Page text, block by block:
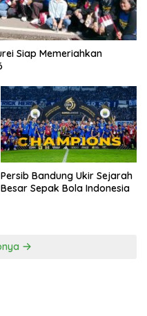
Siap Memeriahkan
Persib Bandung Ukir Sejarah
Besar Sepak Bola Indonesia